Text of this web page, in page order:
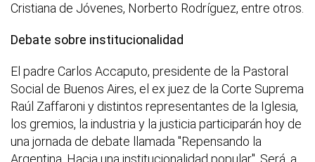
Cristiana de Jóvenes, Norberto Rodríguez, entre otros.
Debate sobre institucionalidad
El padre Carlos Accaputo, presidente de la Pastoral
Social de Buenos Aires, el ex juez de la Corte Suprema
Raúl Zaffaroni y distintos representantes de la Iglesia,
los gremios, la industria y la justicia participarán hoy de
una jornada de debate llamada "Repensando la
Argentina. Hacia una institucionalidad popular". Será, a